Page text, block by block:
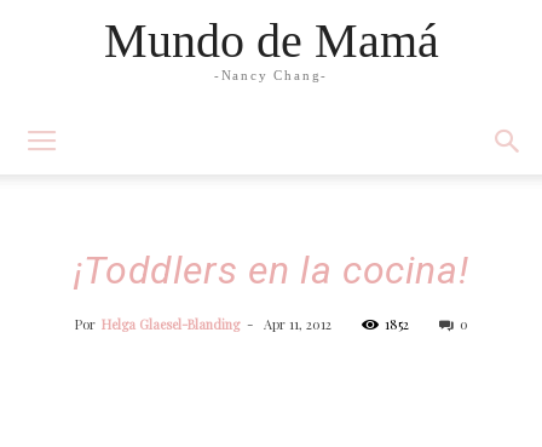
Mundo de Mamá
-Nancy Chang-
¡Toddlers en la cocina!
Por Helga Glaesel-Blanding - Apr 11, 2012 1852 0